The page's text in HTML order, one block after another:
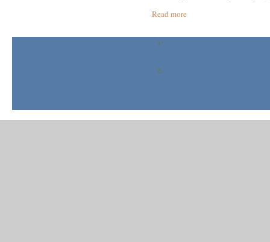
Read more
de
enseñanza
de